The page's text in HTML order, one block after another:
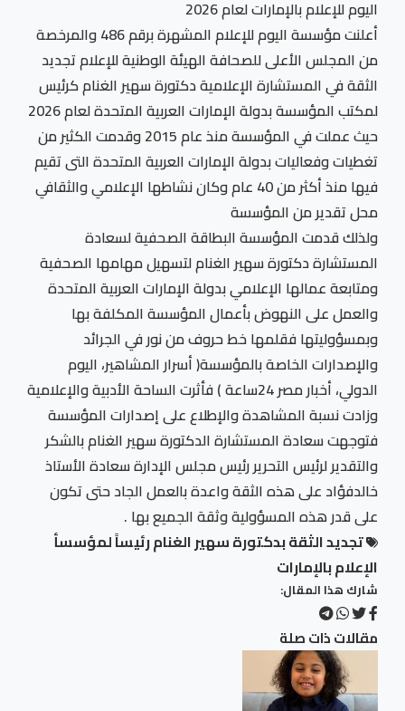
اليوم للإعلام بالإمارات لعام 2026
أعلنت مؤسسة اليوم للإعلام المشهرة برقم 486 والمرخصة
من المجلس الأعلى للصحافة الهيئة الوطنية للإعلام تجديد
الثقة في المستشارة الإعلامية دكتورة سهير الغنام كرئيس
لمكتب المؤسسة بدولة الإمارات العربية المتحدة لعام 2026
حيث عملت في المؤسسة منذ عام 2015 وقدمت الكثير من
تغطيات وفعاليات بدولة الإمارات العربية المتحدة التى تقيم
فيها منذ أكثر من 40 عام وكان نشاطها الإعلامي والثقافي
محل تقدير من المؤسسة
ولذلك قدمت المؤسسة البطاقة الصحفية لسعادة
المستشارة دكتورة سهير الغنام لتسهيل مهامها الصحفية
ومتابعة عمالها الإعلامي بدولة الإمارات العربية المتحدة
والعمل على النهوض بأعمال المؤسسة المكلفة بها
وبمسؤوليتها فقلمها خط حروف من نور في الجرائد
والإصدارات الخاصة بالمؤسسة( أسرار المشاهير، اليوم
الدولي، أخبار مصر 24ساعة ) فأثرت الساحة الأدبية والإعلامية
وزادت نسبة المشاهدة والإطلاع على إصدارات المؤسسة
فتوجهت سعادة المستشارة الدكتورة سهير الغنام بالشكر
والتقدير لرئيس التحرير رئيس مجلس الإدارة سعادة الأستاذ
خالدفؤاد على هذه الثقة واعدة بالعمل الجاد حتى تكون
على قدر هذه المسؤولية وثقة الجميع بها .
تجديد الثقة بدكتورة سهير الغنام رئيساً لمؤسسأ
الإعلام بالإمارات
شارك هذا المقال:
مقالات ذات صلة